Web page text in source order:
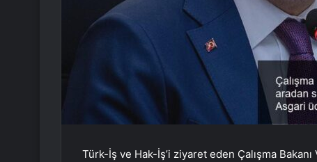
Türk-İş ve Hak-İş’i ziyaret eden Çalışma